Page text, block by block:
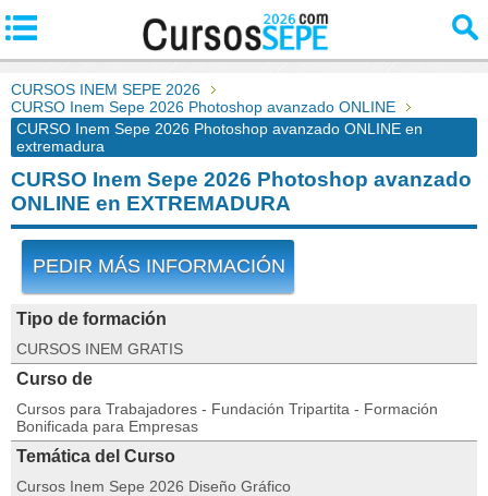
CURSOS INEM SEPE 2026
CURSO Inem Sepe 2026 Photoshop avanzado ONLINE
CURSO Inem Sepe 2026 Photoshop avanzado ONLINE en
extremadura
CURSO Inem Sepe 2026 Photoshop avanzado
ONLINE en EXTREMADURA
PEDIR MÁS INFORMACIÓN
Tipo de formación
CURSOS INEM GRATIS
Curso de
Cursos para Trabajadores - Fundación Tripartita - Formación
Bonificada para Empresas
Temática del Curso
Cursos Inem Sepe 2026 Diseño Gráfico